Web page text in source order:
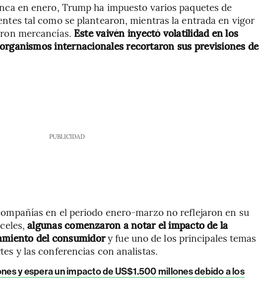
en enero, Trump ha impuesto varios paquetes de
tal como se plantearon, mientras la entrada en vigor
mercancías. Este vaivén inyectó volatilidad en los
internacionales recortaron sus previsiones de
PUBLICIDAD
en el periodo enero-marzo no reflejaron en su
algunas comenzaron a notar el impacto de la
del consumidory fue uno de los principales temas
y las conferencias con analistas.
y espera un impacto de US$1.500 millones debido a los